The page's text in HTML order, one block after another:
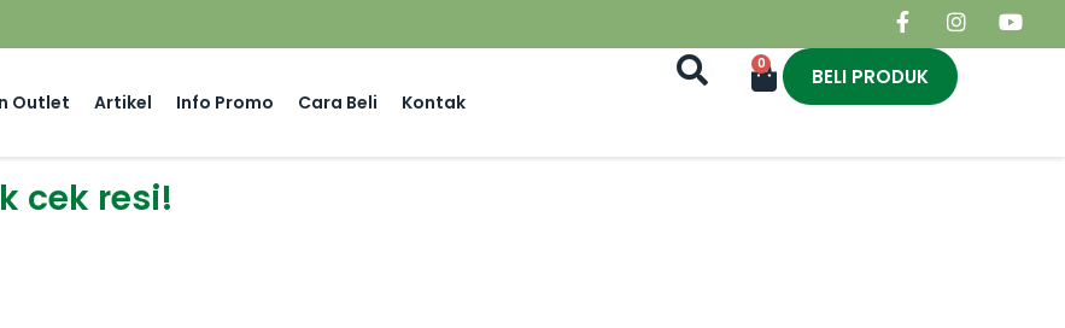
Outlet Artikel Info Promo Cara Beli Kontak
0
BELI PRODUK
cek resi!